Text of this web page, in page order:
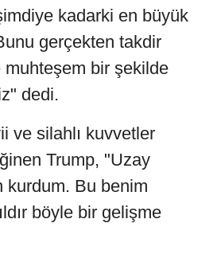
kadarki en büyük
gerçekten takdir
bir şekilde
dedi.
ve silahlı kuvvetler
Trump, "Uzay
kurdum. Bu benim
böyle bir gelişme